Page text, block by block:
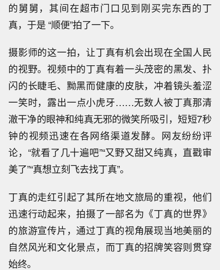
的舅舅，其间在超市门口见到刚买完东西的丁
真，于是 “顺便”拍了一下。
摄影师的这一拍，让丁真有机会出现在全国人民
的视野。视频中的丁真有着一头茂密的黑发、扑
闪的长睫毛、黝黑而健康的皮肤，冲着镜头羞涩
一笑时，露出一点小虎牙……无数人被丁真那清
澈干净的眼神和纯真无邪的微笑所吸引，短短7秒
钟的视频迅速在各网络渠道发酵。网友纷纷评
论，“就看了几十遍吧”“又野又甜又纯真，直戳审
美了”“真想立刻飞去找丁真”。
丁真的走红引起了其所在地文旅局的重视，他们
迅速行动起来，拍摄了一部名为《丁真的世界》
的旅游宣传片，通过丁真的视角展现当地美丽的
自然风光和文化景点，而丁真的招牌笑容则贯穿
始终。